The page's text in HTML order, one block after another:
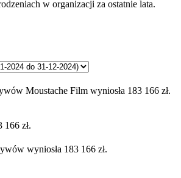
w organizacji za ostatnie lata.
Moustache Film wyniosła 183 166 zł.
zł.
wyniosła 183 166 zł.